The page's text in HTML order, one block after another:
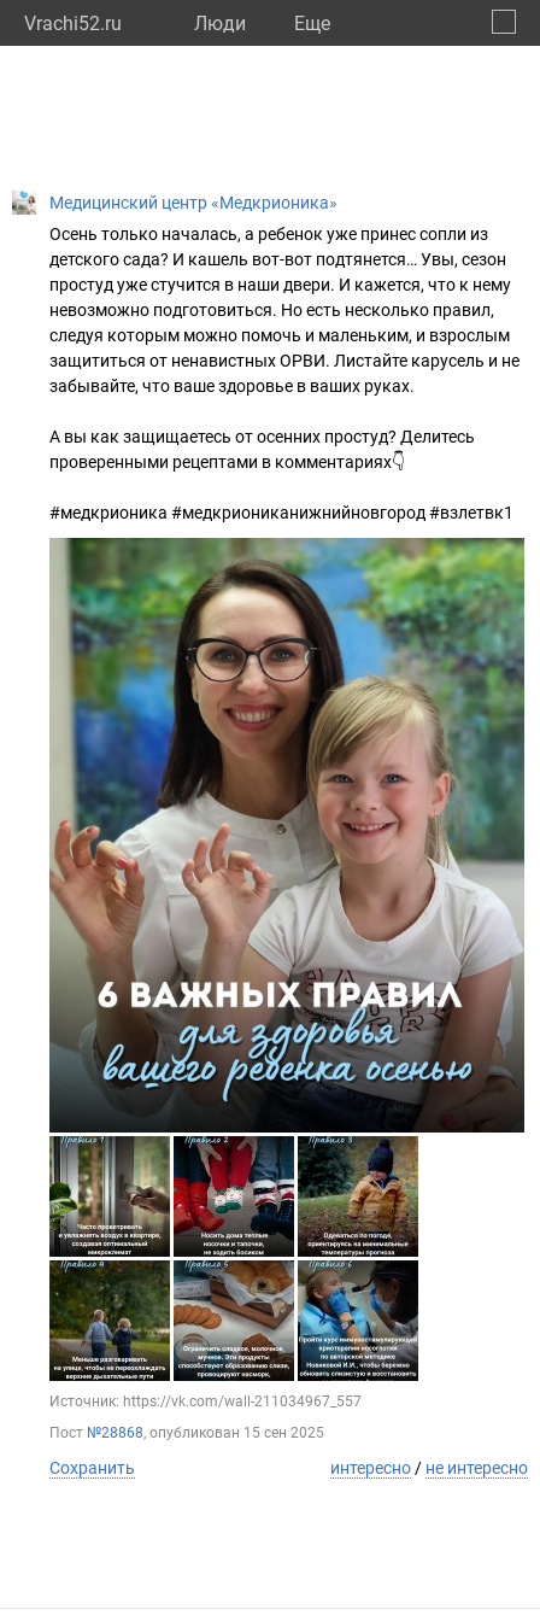
Vrachi52.ru Люди Eще
Медицинский центр «Медкрионика»
Осень только началась, а ребенок уже принес сопли из
детского сада? И кашель вот-вот подтянется… Увы, сезон
простуд уже стучится в наши двери. И кажется, что к нему
невозможно подготовиться. Но есть несколько правил,
следуя которым можно помочь и маленьким, и взрослым
защититься от ненавистных ОРВИ. Листайте карусель и не
забывайте, что ваше здоровье в ваших руках.
А вы как защищаетесь от осенних простуд? Делитесь
проверенными рецептами в комментариях👇
#медкрионика #медкриониканижнийновгород #взлетвк1
Источник: https://vk.com/wall-211034967_557
Пост №28868, опубликован 15 сен 2025
Сохранить интересно / не интересно